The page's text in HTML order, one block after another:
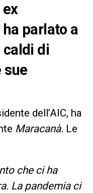
ha parlato a
di
sue
dell’AIC, ha
Maracanà. Le
che ci ha
La pandemia ci